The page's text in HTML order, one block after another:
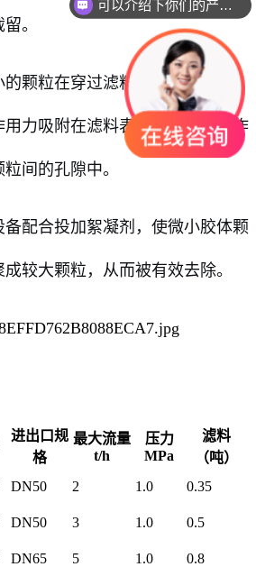
。
颗粒在穿过滤料层的曲折通道
力吸附在滤料表面，或在重力作
间的孔隙中。
配合投加絮凝剂，使微小胶体颗
较大颗粒，从而被有效去除。
进出口规
格
最大流量
t/h
压力
MPa
滤料
（吨）
DN50 2 1.0
0.35
DN50 3 1.0
0.5
DN65 5 1.0
0.8
可以介绍下你们的产品么